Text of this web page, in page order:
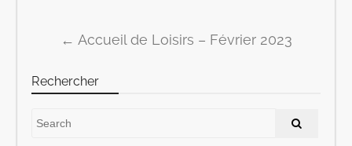
Post navigation
← Accueil de Loisirs – Février 2023
Rechercher